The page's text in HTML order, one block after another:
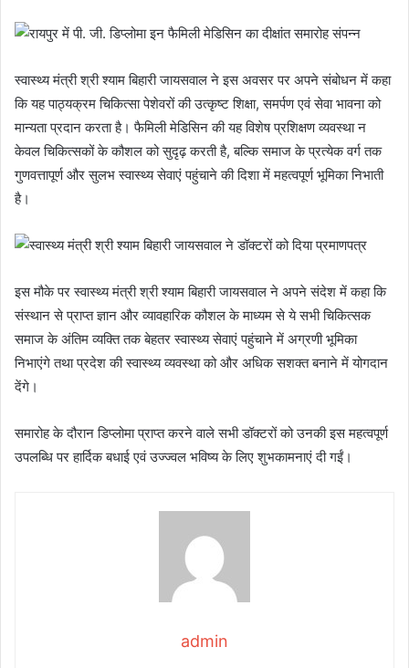
स्वास्थ्य मंत्री श्री श्याम बिहारी जायसवाल ने इस अवसर पर अपने संबोधन में कहा
कि यह पाठ्यक्रम चिकित्सा पेशेवरों की उत्कृष्ट शिक्षा, समर्पण एवं सेवा भावना को
मान्यता प्रदान करता है। फैमिली मेडिसिन की यह विशेष प्रशिक्षण व्यवस्था न
केवल चिकित्सकों के कौशल को सुदृढ़ करती है, बल्कि समाज के प्रत्येक वर्ग तक
गुणवत्तापूर्ण और सुलभ स्वास्थ्य सेवाएं पहुंचाने की दिशा में महत्वपूर्ण भूमिका निभाती
है।
इस मौके पर स्वास्थ्य मंत्री श्री श्याम बिहारी जायसवाल ने अपने संदेश में कहा कि
संस्थान से प्राप्त ज्ञान और व्यावहारिक कौशल के माध्यम से ये सभी चिकित्सक
समाज के अंतिम व्यक्ति तक बेहतर स्वास्थ्य सेवाएं पहुंचाने में अग्रणी भूमिका
निभाएंगे तथा प्रदेश की स्वास्थ्य व्यवस्था को और अधिक सशक्त बनाने में योगदान
देंगे।
समारोह के दौरान डिप्लोमा प्राप्त करने वाले सभी डॉक्टरों को उनकी इस महत्वपूर्ण
उपलब्धि पर हार्दिक बधाई एवं उज्ज्वल भविष्य के लिए शुभकामनाएं दी गईं।
admin